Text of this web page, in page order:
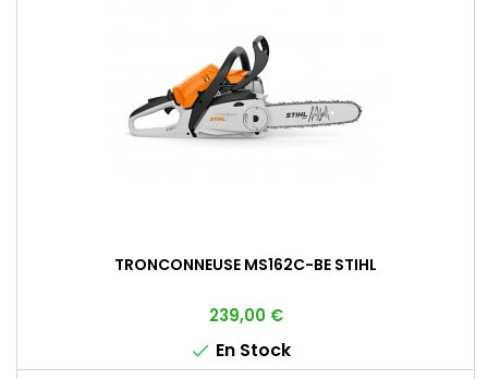
TRONCONNEUSE MS162C-BE STIHL
Prix
239,00 €
 En Stock